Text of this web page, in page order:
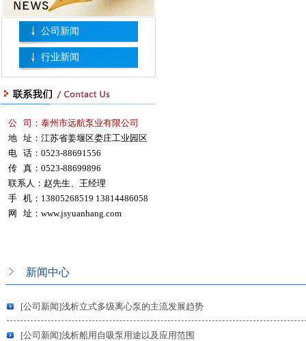
公司新闻
行业新闻
公 司：泰州市远航泵业有限公司
地 址：江苏省姜堰区娄庄工业园区
电 话：0523-88691556
传 真：0523-88699896
联系人：赵先生、王经理
手 机：13805268519 13814486058
网 址： www.jsyuanhang.com
新闻中心
[公司新闻]浅析立式多级离心泵的主流发展趋势
[公司新闻]浅析船用自吸泵用途以及应用范围